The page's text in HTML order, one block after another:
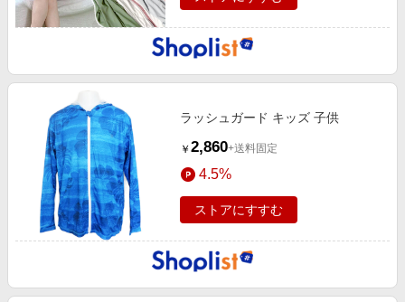
ラッシュガード キッズ 子供
￥ 2,860+送料固定
4.5%
ストアにすすむ